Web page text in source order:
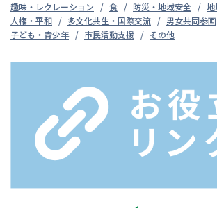
趣味・レクレーション
食 防災・地域安全
地
人権・平和
多文化共生・国際交流
男女共同参画
子ども・青少年
市民活動支援 その他